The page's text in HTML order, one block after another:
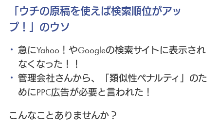
「ウチの原稿を使えば検索順位がアッ
プ！」のウソ
急にYahoo！やGoogleの検索サイトに表示され
なくなった！！
管理会社さんから、「類似性ペナルティ」のた
めにPPC広告が必要と言われた！
こんなことありませんか？